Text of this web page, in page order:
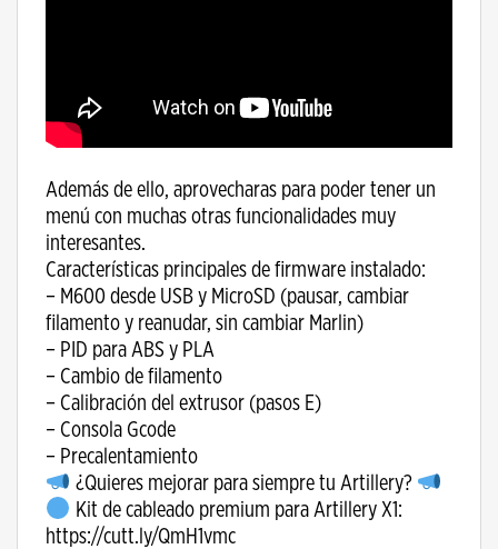
Además de ello, aprovecharas para poder tener un
menú con muchas otras funcionalidades muy
interesantes.
Características principales de firmware instalado:
– M600 desde USB y MicroSD (pausar, cambiar
filamento y reanudar, sin cambiar Marlin)
– PID para ABS y PLA
– Cambio de filamento
– Calibración del extrusor (pasos E)
– Consola Gcode
– Precalentamiento
¿Quieres mejorar para siempre tu Artillery?
Kit de cableado premium para Artillery X1:
https://cutt.ly/QmH1vmc